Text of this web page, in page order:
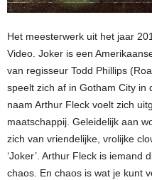
Het meesterwerk uit het jaar
Video. Joker is een
van regisseur Todd Phillips
speelt zich af in Gotham City in
naam Arthur Fleck voelt zich
maatschappij. Geleidelijk aan
zich van vriendelijke, vrolijke
‘Joker’. Arthur Fleck is iemand
chaos. En chaos is wat je kunt